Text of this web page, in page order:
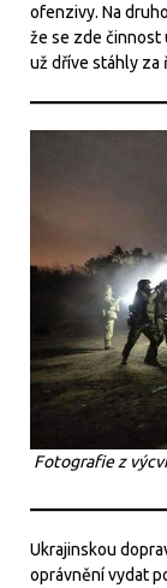
ofenzivy. Na
že se zde činnost
už dříve stáhly za
Fotografie z
Ukrajinskou
oprávnění vydat